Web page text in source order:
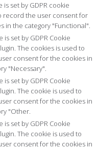
is set by GDPR cookie
record the user consent for
in the category "Functional".
is set by GDPR Cookie
The cookies is used to
consent for the cookies in
"Necessary".
is set by GDPR Cookie
The cookie is used to
consent for the cookies in
"Other.
is set by GDPR Cookie
The cookie is used to
consent for the cookies in